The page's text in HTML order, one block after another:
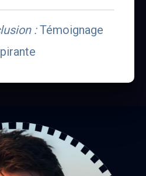
: Témoignage